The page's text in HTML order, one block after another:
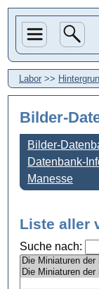
Labor >>
Bilder-
Bilder-
Datenbank-
Manesse
Liste aller
Suche nach: